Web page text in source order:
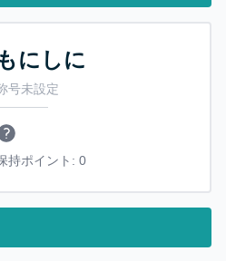
もにしに
号未設定
持ポイント: 0